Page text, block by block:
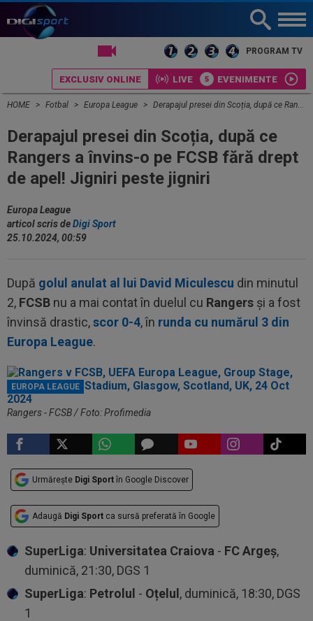
PROGRAM TV
EXCLUSIV ONLINE LIVE EVENIMENTE
HOME Fotbal Europa League Derapajul presei din Scoția, după ce Rangers a învins-o pe FCSB fără drept de apel! Jigniri peste jigniri
Derapajul presei din Scoția, după ce
Rangers a învins-o pe FCSB fără drept
de apel! Jigniri peste jigniri
Europa League
articol scris deDigi Sport
25.10.2024, 00:59
După golul anulat al lui David Miculescu din minutul
2, FCSB nu a mai contat în duelul cu Rangers și a fost
învinsă drastic,scor 0-4, în runda cu numărul 3 din
Europa League.
EUROPA LEAGUE
Rangers - FCSB / Foto: Profimedia
Urmărește Digi Sport în Google Discover
Adaugă Digi Sport ca sursă preferată în Google
SuperLiga: Universitatea Craiova - FC Argeș,
duminică, 21:30, DGS 1
SuperLiga: Petrolul - Oțelul , duminică, 18:30, DGS
1